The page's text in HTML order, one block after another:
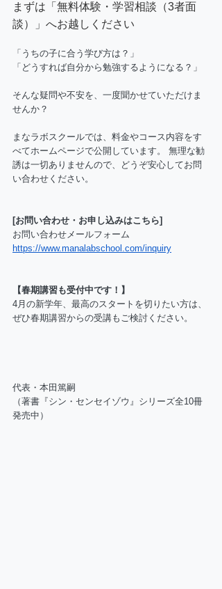
まずは「無料体験・学習相談（3者面
談）」へお越しください
「うちの子に合う学び方は？」
「どうすれば自分から勉強するようになる？」
そんな疑問や不安を、一度聞かせていただけま
せんか？
まなラボスクールでは、料金やコース内容をす
べてホームページで公開しています。 無理な勧
誘は一切ありませんので、どうぞ安心してお問
い合わせください。
[お問い合わせ・お申し込みはこちら]
お問い合わせメールフォーム
https://www.manalabschool.com/inquiry
【春期講習も受付中です！】
4月の新学年、最高のスタートを切りたい方は、
ぜひ春期講習からの受講もご検討ください。
代表・本田篤嗣
（著書『シン・センセイゾウ』シリーズ全10冊
発売中）